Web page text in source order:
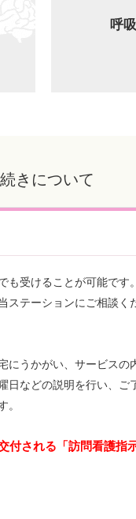
呼
きについて
も受けることが可能です
ステーションにご相談く
にうかがい、サービスの
日などの説明を行い、ご
。
付される「訪問看護指